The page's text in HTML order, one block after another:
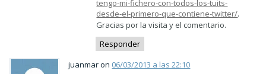
tengo-mi-fichero-con-todos-los-tuits-
desde-el-primero-que-contiene-twitter/.
Gracias por la visita y el comentario.
Responder
juanmar on 06/03/2013 a las 22:10